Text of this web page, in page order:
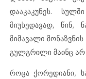
დააკაკუნეს.
მიუხედავად, წინ,
მიმავალი
გულგრილი მაინც არ
როცა ქორედიანი,